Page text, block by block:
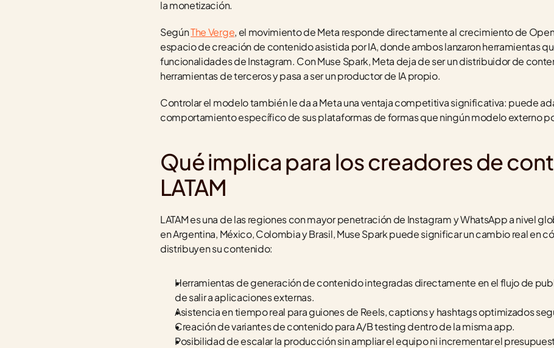
la monetización.
Según The Verge, el movimiento de Meta responde directamente al crecimiento de
espacio de creación de contenido asistida por IA, donde ambos lanzaron herramientas
funcionalidades de Instagram. Con Muse Spark, Meta deja de ser un distribuidor de
herramientas de terceros y pasa a ser un productor de IA propio.
Controlar el modelo también le da a Meta una ventaja competitiva significativa: puede
comportamiento específico de sus plataformas de formas que ningún modelo externo
Qué implica para los creadores de
LATAM
LATAM es una de las regiones con mayor penetración de Instagram y WhatsApp a nivel
en Argentina, México, Colombia y Brasil, Muse Spark puede significar un cambio real en
distribuyen su contenido:
Herramientas de generación de contenido integradas directamente en el flujo de
de salir a aplicaciones externas.
Asistencia en tiempo real para guiones de Reels, captions y hashtags optimizados
Creación de variantes de contenido para A/B testing dentro de la misma app.
Posibilidad de escalar la producción sin ampliar el equipo ni incrementar el